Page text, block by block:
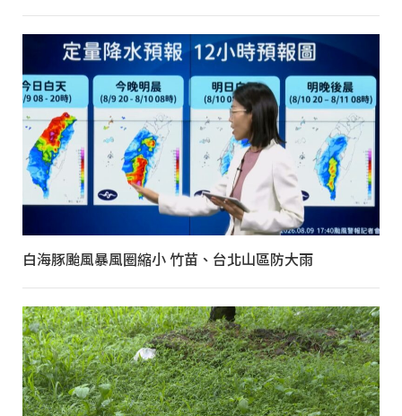
白海豚颱風暴風圈縮小 竹苗、台北山區防大雨